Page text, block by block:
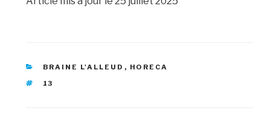
RUBRIQUES
BRAINE L'ALLEUD , HORECA
ÉTIQUETTES
13